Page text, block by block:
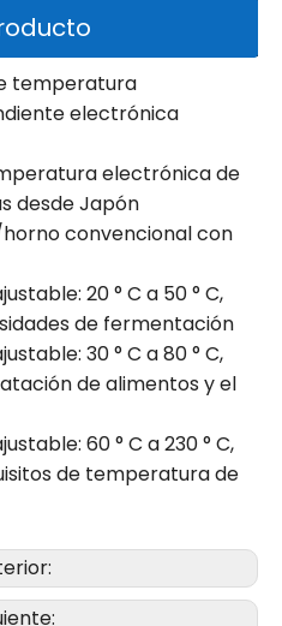
temperatura
electrónica
electrónica de
desde Japón
convencional con
20 ° C a 50 ° C,
de fermentación
30 ° C a 80 ° C,
de alimentos y el
60 ° C a 230 ° C,
de temperatura de